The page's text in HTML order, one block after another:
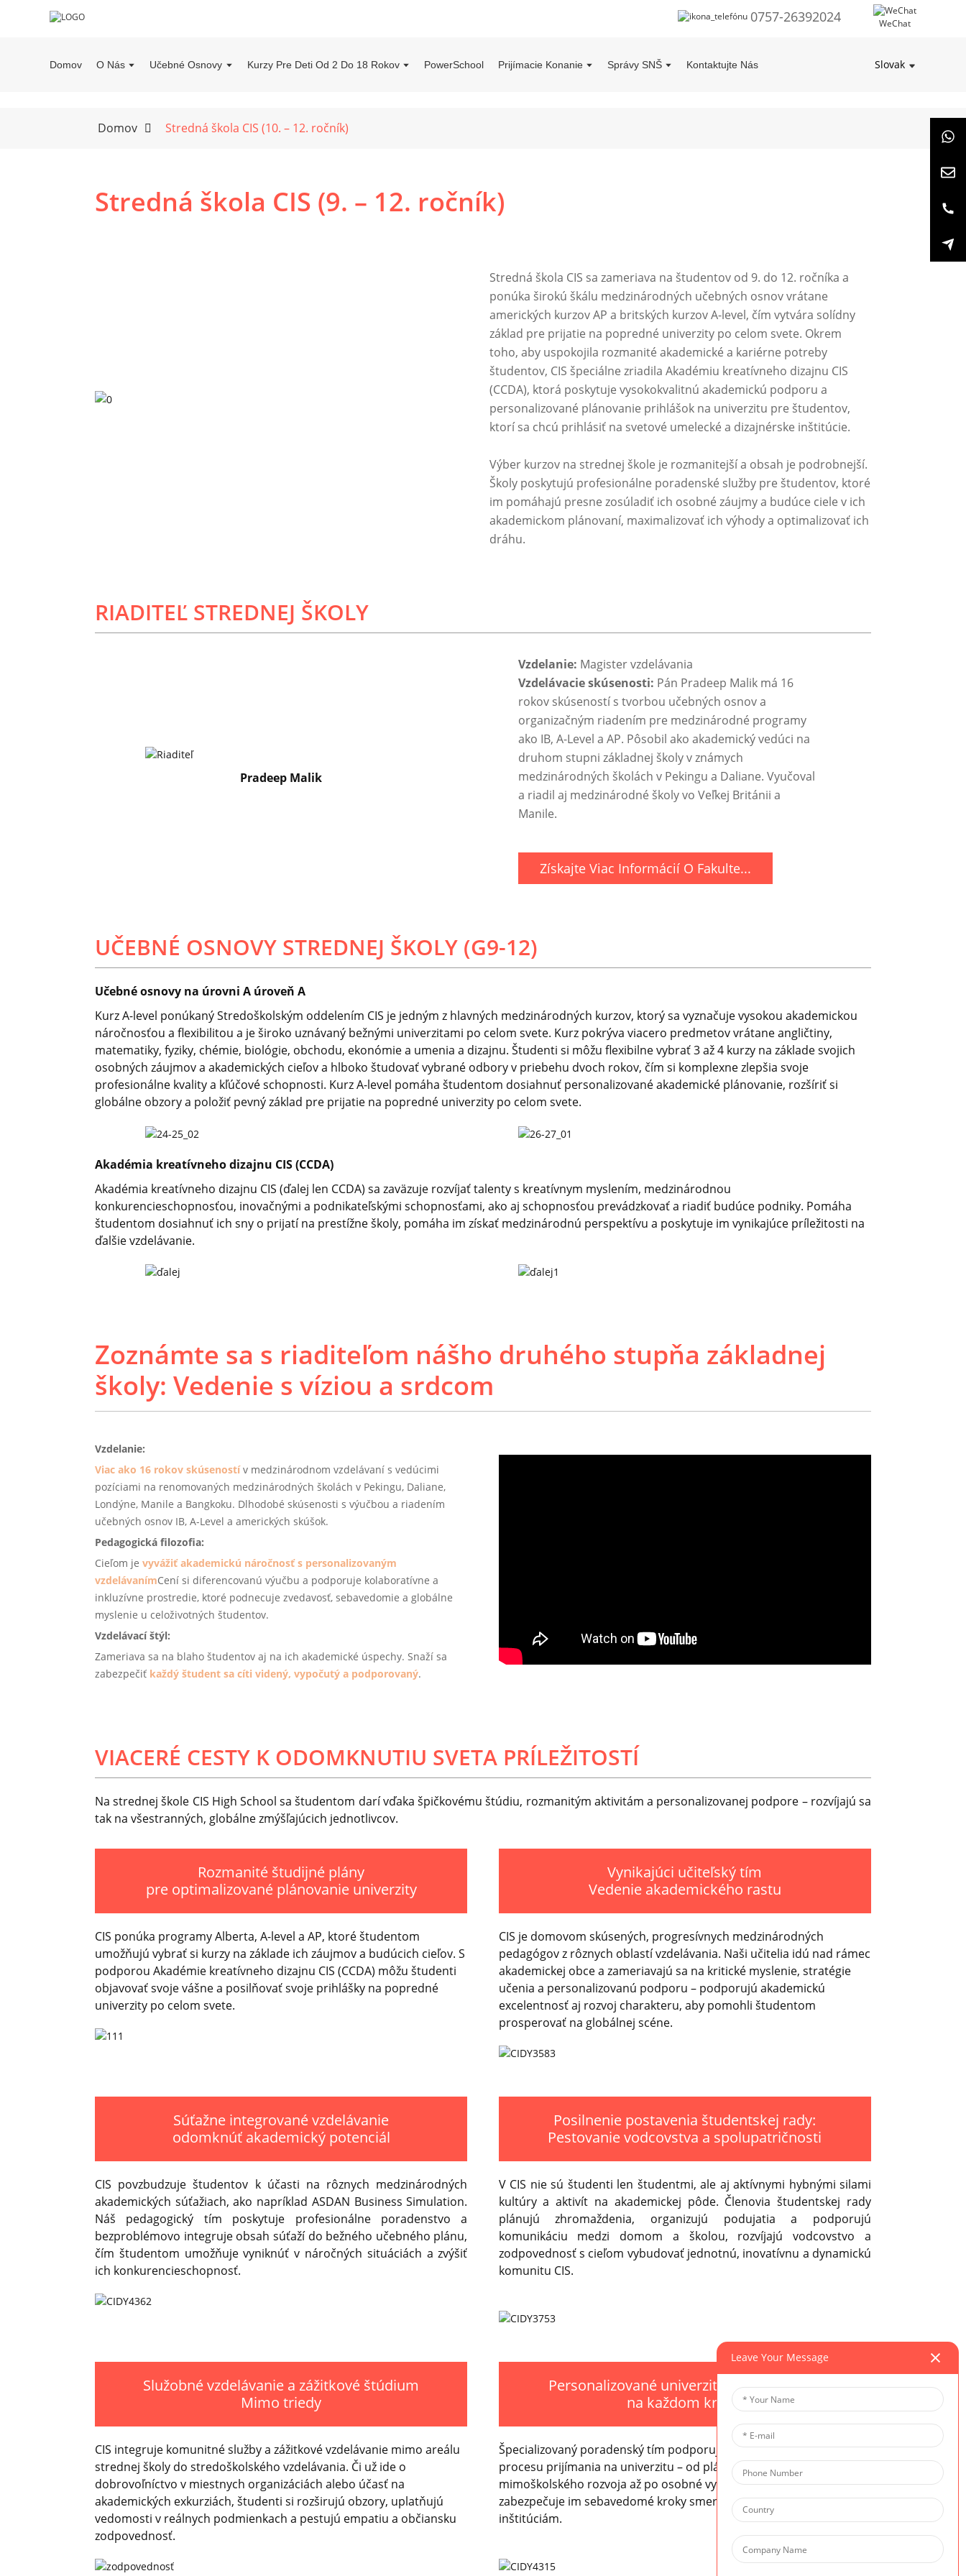
0757-26392024 WeChat
Domov O Nás Učebné Osnovy Kurzy Pre Deti Od 2 Do 18 Rokov PowerSchool Prijímacie Konanie Správy SNŠ Kontaktujte Nás Slovak
Domov Stredná škola CIS (10. – 12. ročník)
Stredná škola CIS (9. – 12. ročník)
Stredná škola CIS sa zameriava na študentov od 9. do 12. ročníka a
ponúka širokú škálu medzinárodných učebných osnov vrátane
amerických kurzov AP a britských kurzov A-level, čím vytvára solídny
základ pre prijatie na popredné univerzity po celom svete. Okrem
toho, aby uspokojila rozmanité akademické a kariérne potreby
študentov, CIS špeciálne zriadila Akadémiu kreatívneho dizajnu CIS
(CCDA), ktorá poskytuje vysokokvalitnú akademickú podporu a
personalizované plánovanie prihlášok na univerzitu pre študentov,
ktorí sa chcú prihlásiť na svetové umelecké a dizajnérske inštitúcie.
Výber kurzov na strednej škole je rozmanitejší a obsah je podrobnejší.
Školy poskytujú profesionálne poradenské služby pre študentov, ktoré
im pomáhajú presne zosúladiť ich osobné záujmy a budúce ciele v ich
akademickom plánovaní, maximalizovať ich výhody a optimalizovať ich
dráhu.
RIADITEĽ STREDNEJ ŠKOLY
Pradeep Malik
Vzdelanie: Magister vzdelávania
Vzdelávacie skúsenosti: Pán Pradeep Malik má 16
rokov skúseností s tvorbou učebných osnov a
organizačným riadením pre medzinárodné programy
ako IB, A-Level a AP. Pôsobil ako akademický vedúci na
druhom stupni základnej školy v známych
medzinárodných školách v Pekingu a Daliane. Vyučoval
a riadil aj medzinárodné školy vo Veľkej Británii a
Manile.
Získajte Viac Informácií O Fakulte...
UČEBNÉ OSNOVY STREDNEJ ŠKOLY (G9-12)
Učebné osnovy na úrovni A úroveň A
Kurz A-level ponúkaný Stredoškolským oddelením CIS je jedným z hlavných medzinárodných kurzov, ktorý sa vyznačuje vysokou akademickou
náročnosťou a flexibilitou a je široko uznávaný bežnými univerzitami po celom svete. Kurz pokrýva viacero predmetov vrátane angličtiny,
matematiky, fyziky, chémie, biológie, obchodu, ekonómie a umenia a dizajnu. Študenti si môžu flexibilne vybrať 3 až 4 kurzy na základe svojich
osobných záujmov a akademických cieľov a hlboko študovať vybrané odbory v priebehu dvoch rokov, čím si komplexne zlepšia svoje
profesionálne kvality a kľúčové schopnosti. Kurz A-level pomáha študentom dosiahnuť personalizované akademické plánovanie, rozšíriť si
globálne obzory a položiť pevný základ pre prijatie na popredné univerzity po celom svete.
Akadémia kreatívneho dizajnu CIS (CCDA)
Akadémia kreatívneho dizajnu CIS (ďalej len CCDA) sa zaväzuje rozvíjať talenty s kreatívnym myslením, medzinárodnou
konkurencieschopnosťou, inovačnými a podnikateľskými schopnosťami, ako aj schopnosťou prevádzkovať a riadiť budúce podniky. Pomáha
študentom dosiahnuť ich sny o prijatí na prestížne školy, pomáha im získať medzinárodnú perspektívu a poskytuje im vynikajúce príležitosti na
ďalšie vzdelávanie.
Zoznámte sa s riaditeľom nášho druhého stupňa základnej
školy: Vedenie s víziou a srdcom
Vzdelanie:
Viac ako 16 rokov skúsenostív medzinárodnom vzdelávaní s vedúcimi
pozíciami na renomovaných medzinárodných školách v Pekingu, Daliane,
Londýne, Manile a Bangkoku. Dlhodobé skúsenosti s výučbou a riadením
učebných osnov IB, A-Level a amerických skúšok.
Pedagogická filozofia:
Cieľom je vyvážiť akademickú náročnosť s personalizovaným
vzdelávanímCení si diferencovanú výučbu a podporuje kolaboratívne a
inkluzívne prostredie, ktoré podnecuje zvedavosť, sebavedomie a globálne
myslenie u celoživotných študentov.
Vzdelávací štýl:
Zameriava sa na blaho študentov aj na ich akademické úspechy. Snaží sa
zabezpečiť každý študent sa cíti videný, vypočutý a podporovaný.
VIACERÉ CESTY K ODOMKNUTIU SVETA PRÍLEŽITOSTÍ
Na strednej škole CIS High School sa študentom darí vďaka špičkovému štúdiu, rozmanitým aktivitám a personalizovanej podpore – rozvíjajú sa
tak na všestranných, globálne zmýšľajúcich jednotlivcov.
Rozmanité študijné plány
pre optimalizované plánovanie univerzity
CIS ponúka programy Alberta, A-level a AP, ktoré študentom
umožňujú vybrať si kurzy na základe ich záujmov a budúcich cieľov. S
podporou Akadémie kreatívneho dizajnu CIS (CCDA) môžu študenti
objavovať svoje vášne a posilňovať svoje prihlášky na popredné
univerzity po celom svete.
Vynikajúci učiteľský tím
Vedenie akademického rastu
CIS je domovom skúsených, progresívnych medzinárodných
pedagógov z rôznych oblastí vzdelávania. Naši učitelia idú nad rámec
akademickej obce a zameriavajú sa na kritické myslenie, stratégie
učenia a personalizovanú podporu – podporujú akademickú
excelentnosť aj rozvoj charakteru, aby pomohli študentom
prosperovať na globálnej scéne.
Súťažne integrované vzdelávanie
odomknúť akademický potenciál
CIS povzbudzuje študentov k účasti na rôznych medzinárodných
akademických súťažiach, ako napríklad ASDAN Business Simulation.
Náš pedagogický tím poskytuje profesionálne poradenstvo a
bezproblémovo integruje obsah súťaží do bežného učebného plánu,
čím študentom umožňuje vyniknúť v náročných situáciách a zvýšiť
ich konkurencieschopnosť.
Posilnenie postavenia študentskej rady:
Pestovanie vodcovstva a spolupatričnosti
V CIS nie sú študenti len študentmi, ale aj aktívnymi hybnými silami
kultúry a aktivít na akademickej pôde. Členovia študentskej rady
plánujú zhromaždenia, organizujú podujatia a podporujú
komunikáciu medzi domom a školou, rozvíjajú vodcovstvo a
zodpovednosť s cieľom vybudovať jednotnú, inovatívnu a dynamickú
komunitu CIS.
Služobné vzdelávanie a zážitkové štúdium
Mimo triedy
CIS integruje komunitné služby a zážitkové vzdelávanie mimo areálu
strednej školy do stredoškolského vzdelávania. Či už ide o
dobrovoľníctvo v miestnych organizáciách alebo účasť na
akademických exkurziách, študenti si rozširujú obzory, uplatňujú
vedomosti v reálnych podmienkach a pestujú empatiu a občiansku
zodpovednosť.
Personalizované univerzitné poradenstvo
na každom kroku
Špecializovaný poradenský tím podporuje študentov počas celého
procesu prijímania na univerzitu – od plánovania kurzov a
mimoškolského rozvoja až po osobné vyhlásenia a pohovory – a
zabezpečuje im sebavedomé kroky smerom k špičkovým svetovým
inštitúciám.
Leave Your Message